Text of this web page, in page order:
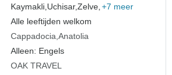
Kaymakli,Uchisar,Zelve, +7 meer
Alle leeftijden welkom
Cappadocia Anatolia
Alleen: Engels
OAK TRAVEL